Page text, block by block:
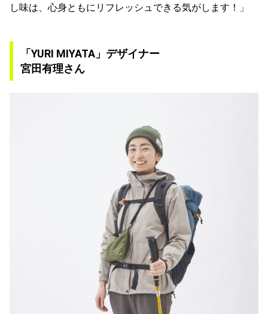
し味は、心身ともにリフレッシュできる気がします！」
「YURI MIYATA」デザイナー
宮田有理さん